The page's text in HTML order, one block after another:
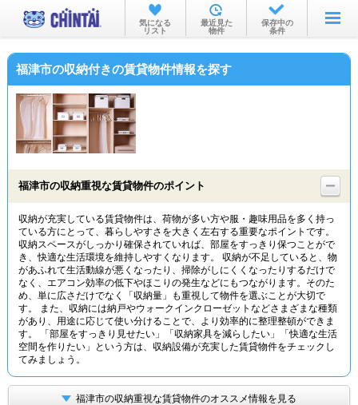
お部屋を探す
沿線・駅から
物件特集から
TOP
気になる
リスト
最近見た
物件
保存中の
条件
福津市の収納付きの賃貸物件情報を探す
福津市の収納重視な賃貸物件のポイント
収納が充実している賃貸物件は、荷物が多い方や服・趣味用品を多く持っ
ている方にとって、暮らしやすさを大きく左右する重要なポイントです。
収納スペースがしっかり確保されていれば、部屋をすっきり保つことがで
き、快適な生活環境を維持しやすくなります。 収納が不足していると、物
があふれて生活動線が悪くなったり、掃除がしにくくなったりするだけで
なく、エアコン効率の低下やほこりの発生などにもつながります。そのた
め、単に広さだけでなく「収納量」も重視して物件を選ぶことが大切で
す。 また、収納には納戸やウォークインクローゼットなどさまざまな種類
があり、用途に応じて使い分けることで、より効率的に整理整頓ができま
す。 「部屋をすっきり見せたい」「収納家具を減らしたい」「快適な生活
空間を作りたい」という方は、収納設備が充実した賃貸物件をチェックし
てみましょう。
福津市の収納重視な賃貸物件のオススメ情報を見る